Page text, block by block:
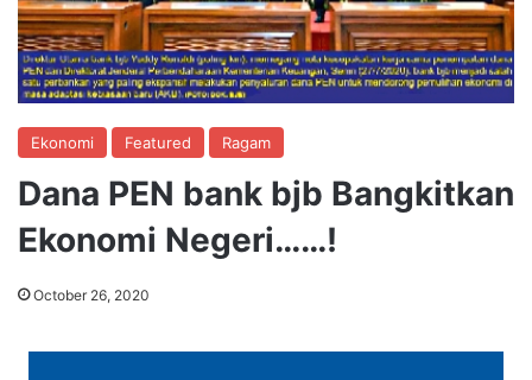
Ekonomi Featured Ragam
Dana PEN bank bjb Bangkitkan
Ekonomi Negeri……!
October 26, 2020